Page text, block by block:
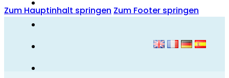
Zum Hauptinhalt springen Zum Footer springen